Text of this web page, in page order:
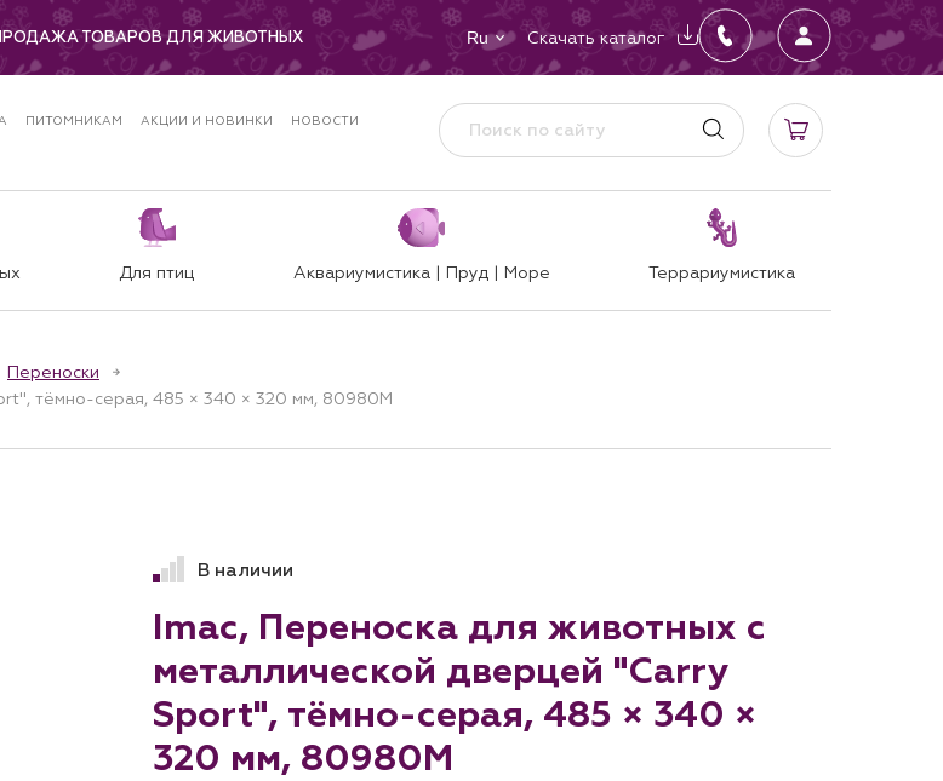
ТОВАРОВ ДЛЯ ЖИВОТНЫХ Ru Скачать каталог
ПИТОМНИКАМ АКЦИИ И НОВИНКИ
НОВОСТИ
Для птиц Аквариумистика | Пруд | Море Террариумистика
Переноски
тёмно-серая, 485 × 340 × 320 мм, 80980M
В наличии
Imac, Переноска для животных с
металлической дверцей "Carry
Sport", тёмно-серая, 485 × 340 ×
320 мм, 80980M